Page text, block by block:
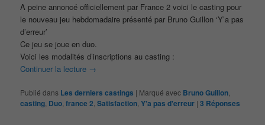
A peine annoncé officiellement par France 2 voici le casting pour
le nouveau jeu hebdomadaire présenté par Bruno Guillon ‘Y’a pas
d’erreur’
Ce jeu se joue en duo.
Voici les modalités d’inscriptions au casting :
Continuer la lecture →
Publié dans Les derniers castings | Marqué avec Bruno Guillon
casting Duo ,france 2 ,Satisfaction ,Y'a pas d'erreur |3 Réponses